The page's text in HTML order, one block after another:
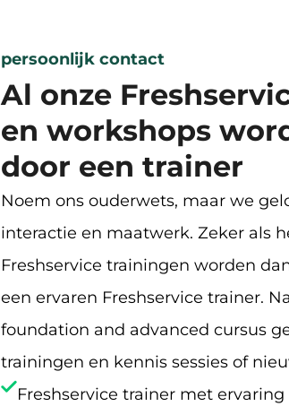
persoonlijk contact
Al onze
en workshops
door een trainer
Noem ons ouderwets, maar we
interactie en maatwerk. Zeker als
Freshservice trainingen worden
een ervaren Freshservice trainer.
foundation and advanced cursus
trainingen en kennis sessies of
Freshservice trainer met ervaring